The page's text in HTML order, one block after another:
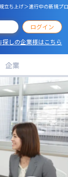
ち上げ＞進行中の新規
ログイン
探しの企業様はこちら
企業